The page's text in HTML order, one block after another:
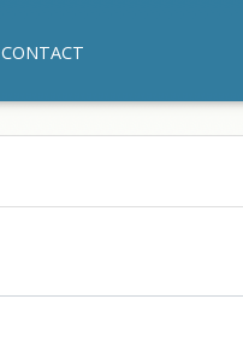
CONTACT